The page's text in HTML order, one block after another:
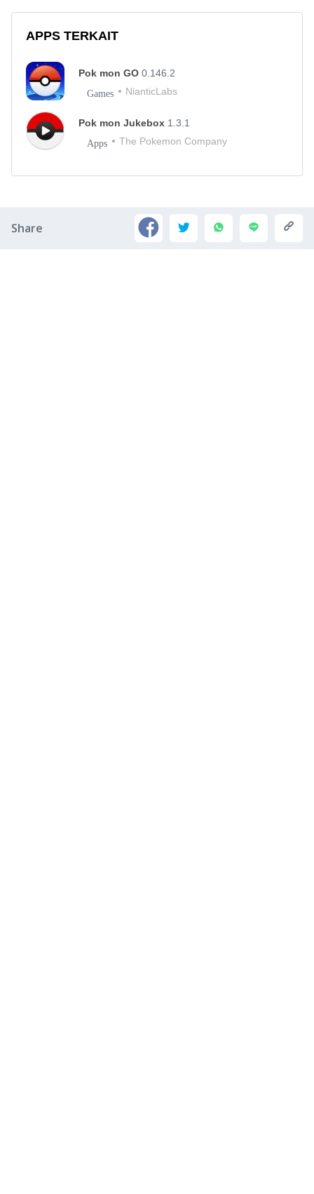
APPS TERKAIT
Pok mon GO 0.146.2
Games NianticLabs
Pok mon Jukebox 1.3.1
Apps The Pokemon Company
Share